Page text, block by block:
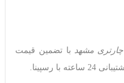
چارتری مشهد با تضمین قیمت